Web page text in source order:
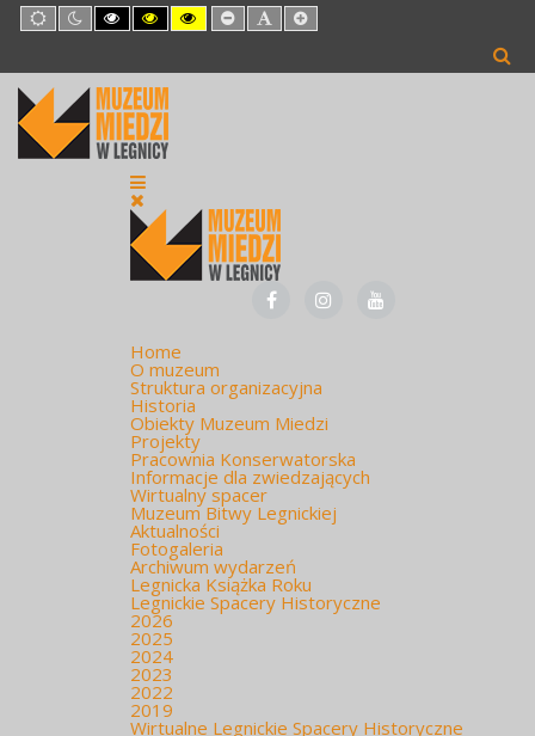
Default
mode
Night
mode
High
Contrast
mode
High
Contrast
mode
High
Contrast
mode
Set
Smaller
Set
Default
Set
Larger
Home
O muzeum
Struktura organizacyjna
Historia
Obiekty Muzeum Miedzi
Projekty
Pracownia Konserwatorska
Informacje dla zwiedzających
Wirtualny spacer
Muzeum Bitwy Legnickiej
Aktualności
Fotogaleria
Archiwum wydarzeń
Legnicka Książka Roku
Legnickie Spacery Historyczne
2026
2025
2024
2023
2022
2019
Wirtualne Legnickie Spacery Historyczne